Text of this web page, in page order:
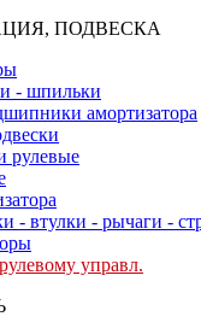
ПОДВЕСКА
- шпильки
амортизатора
рулевые
- втулки - рычаги -
управл.